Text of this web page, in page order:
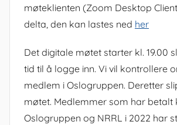
møteklienten (Zoom Desktop
delta, den kan lastes ned her
Det digitale møtet starter kl. 19.00
tid til å logge inn. Vi vil kontrollere
medlem i Oslogruppen. Deretter
møtet. Medlemmer som har betalt
Oslogruppen og NRRL i 2022 har